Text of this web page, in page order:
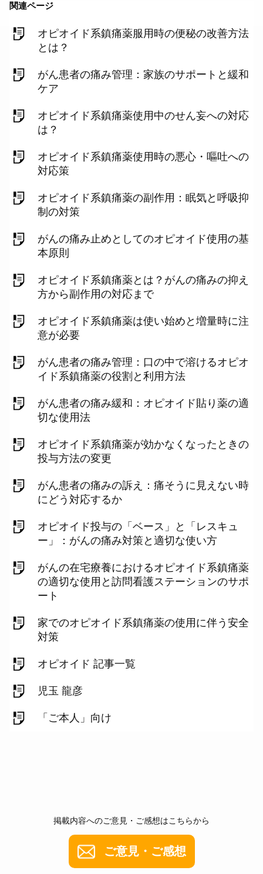
関連ページ
オピオイド系鎮痛薬服用時の便秘の改善方法
とは？
がん患者の痛み管理：家族のサポートと緩和
ケア
オピオイド系鎮痛薬使用中のせん妄への対応
は？
オピオイド系鎮痛薬使用時の悪心・嘔吐への
対応策
オピオイド系鎮痛薬の副作用：眠気と呼吸抑
制の対策
がんの痛み止めとしてのオピオイド使用の基
本原則
オピオイド系鎮痛薬とは？がんの痛みの抑え
方から副作用の対応まで
オピオイド系鎮痛薬は使い始めと増量時に注
意が必要
がん患者の痛み管理：口の中で溶けるオピオ
イド系鎮痛薬の役割と利用方法
がん患者の痛み緩和：オピオイド貼り薬の適
切な使用法
オピオイド系鎮痛薬が効かなくなったときの
投与方法の変更
がん患者の痛みの訴え：痛そうに見えない時
にどう対応するか
オピオイド投与の「ベース」と「レスキュ
ー」：がんの痛み対策と適切な使い方
がんの在宅療養におけるオピオイド系鎮痛薬
の適切な使用と訪問看護ステーションのサポ
ート
家でのオピオイド系鎮痛薬の使用に伴う安全
対策
オピオイド 記事一覧
児玉 龍彦
「ご本人」向け
掲載内容へのご意見・ご感想はこちらから
ご意見・ご感想